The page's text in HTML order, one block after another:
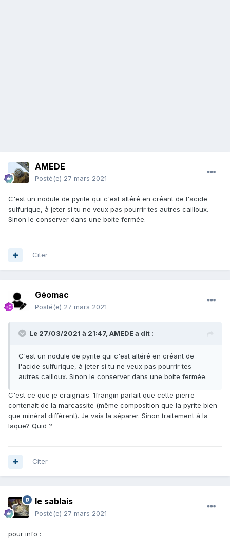
AMEDE
Posté(e) 27 mars 2021
C'est un nodule de pyrite qui c'est altéré en créant de l'acide
sulfurique, à jeter si tu ne veux pas pourrir tes autres cailloux.
Sinon le conserver dans une boite fermée.
Citer
Géomac
Posté(e) 27 mars 2021
Le 27/03/2021 à 21:47, AMEDEa dit :
C'est un nodule de pyrite qui c'est altéré en créant de
l'acide sulfurique, à jeter si tu ne veux pas pourrir tes
autres cailloux. Sinon le conserver dans une boite fermée.
C'est ce que je craignais. 1frangin parlait que cette pierre
contenait de la marcassite (même composition que la pyrite bien
que minéral différent). Je vais la séparer. Sinon traitement à la
laque? Quid ?
Citer
le sablais
Posté(e) 27 mars 2021
pour info :